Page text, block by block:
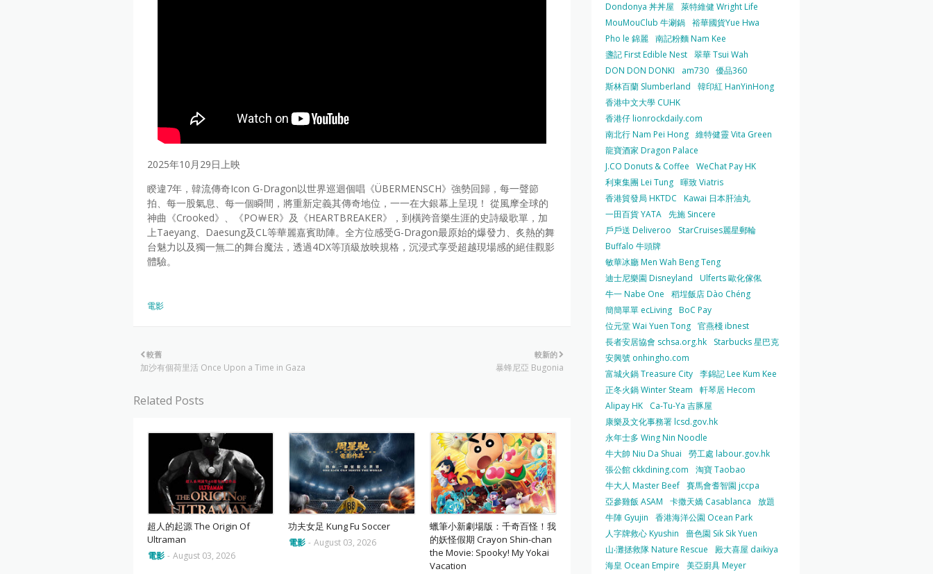
2025年10月29日上映
睽違7年，韓流傳奇Icon G-Dragon以世界巡迴個唱《ÜBERMENSCH》強勢回歸，每一聲節
拍、每一股氣息、每一個瞬間，將重新定義其傳奇地位，一一在大銀幕上呈現！ 從風摩全球的
神曲《Crooked》、《PO￦ER》及《HEARTBREAKER》，到橫跨音樂生涯的史詩級歌單，加
上Taeyang、Daesung及CL等華麗嘉賓助陣。全方位感受G-Dragon最原始的爆發力、炙熱的舞
台魅力以及獨一無二的舞台魔法，透過4DX等頂級放映規格，沉浸式享受超越現場感的絕佳觀影
體驗。
電影
較新的
暴蜂尼亞 Bugonia
較舊
加沙有個荷里活 Once Upon a Time in Gaza
Related Posts
超人的起源 The Origin Of
Ultraman
電影 - August 03, 2026
功夫女足 Kung Fu Soccer
電影 - August 03, 2026
蠟筆小新劇場版：千奇百怪！我
的妖怪假期 Crayon Shin-chan
the Movie: Spooky! My Yokai
Vacation
Dondonya 丼丼屋
萊特維健 Wright Life
MouMouClub 牛涮鍋 裕華國貨Yue Hwa
Pho le 錦麗 南記粉麵 Nam Kee
盞記 First Edible Nest 翠華 Tsui Wah
DON DON DONKI
am730 優品360
斯林百蘭 Slumberland
韓印紅 HanYinHong
香港中文大學 CUHK
香港仔 lionrockdaily.com
南北行 Nam Pei Hong 維特健靈 Vita Green
龍寶酒家 Dragon Palace
J.CO Donuts & Coffee
WeChat Pay HK
利東集團 Lei Tung 暉致 Viatris
香港貿發局 HKTDC
Kawai 日本肝油丸
一田百貨 YATA 先施 Sincere
戶戶送 Deliveroo
StarCruises麗星郵輪
Buffalo 牛頭牌
敏華冰廳 Men Wah Beng Teng
迪士尼樂園 Disneyland
Ulferts 歐化傢俬
牛一 Nabe One
稻埕飯店 Dào Chéng
簡簡單單 ecLiving BoC Pay
位元堂 Wai Yuen Tong 官燕棧 ibnest
長者安居協會 schsa.org.hk
Starbucks 星巴克
安興號 onhingho.com
富城火鍋 Treasure City 李錦記 Lee Kum Kee
正冬火鍋 Winter Steam
軒琴居 Hecom
Alipay HK
Ca-Tu-Ya 吉豚屋
康樂及文化事務署 lcsd.gov.hk
永年士多 Wing Nin Noodle
牛大帥 Niu Da Shuai
勞工處 labour.gov.hk
張公館 ckkdining.com
淘寶 Taobao
牛大人 Master Beef 賽馬會耆智園 jccpa
亞參雞飯 ASAM
卡撒天嬌 Casablanca
放題
牛陣 Gyujin
香港海洋公園 Ocean Park
人字牌救心 Kyushin
嗇色園 Sik Sik Yuen
山‧灘拯救隊 Nature Rescue
殿大喜屋 daikiya
海皇 Ocean Empire
美亞廚具 Meyer